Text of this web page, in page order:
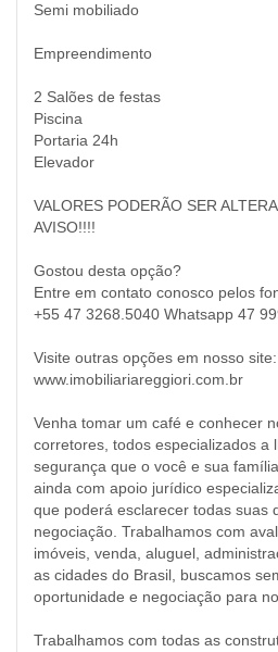
Semi mobiliado
Empreendimento
2 Salões de festas
Piscina
Portaria 24h
Elevador
VALORES PODERÃO SER
AVISO!!!!
Gostou desta opção?
Entre em contato conosco pelos
+55 47 3268.5040 Whatsapp 47
Visite outras opções em nosso site:
www.imobiliariareggiori.com.br
Venha tomar um café e conhecer
corretores, todos especializados a
segurança que o você e sua
ainda com apoio jurídico
que poderá esclarecer todas suas
negociação. Trabalhamos com
imóveis, venda, aluguel,
as cidades do Brasil, buscamos
oportunidade e negociação para
Trabalhamos com todas as